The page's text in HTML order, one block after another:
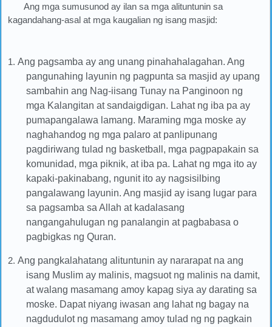
Ang mga sumusunod ay ilan sa mga alituntunin sa
kagandahang-asal at mga kaugalian ng isang masjid:
1. Ang pagsamba ay ang unang pinahahalagahan. Ang
pangunahing layunin ng pagpunta sa masjid ay upang
sambahin ang Nag-iisang Tunay na Panginoon ng
mga Kalangitan at sandaigdigan. Lahat ng iba pa ay
pumapangalawa lamang. Maraming mga moske ay
naghahandog ng mga palaro at panlipunang
pagdiriwang tulad ng basketball, mga pagpapakain sa
komunidad, mga piknik, at iba pa. Lahat ng mga ito ay
kapaki-pakinabang, ngunit ito ay nagsisilbing
pangalawang layunin. Ang masjid ay isang lugar para
sa pagsamba sa Allah at kadalasang
nangangahulugan ng panalangin at pagbabasa o
pagbigkas ng Quran.
2. Ang pangkalahatang alituntunin ay nararapat na ang
isang Muslim ay malinis, magsuot ng malinis na damit,
at walang masamang amoy kapag siya ay darating sa
moske. Dapat niyang iwasan ang lahat ng bagay na
nagdudulot ng masamang amoy tulad ng ng pagkain